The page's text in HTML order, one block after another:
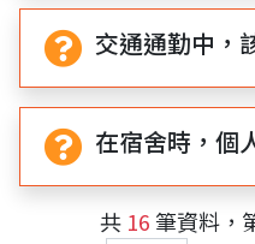
交通通勤中，
在宿舍時，個
共 16 筆資料，